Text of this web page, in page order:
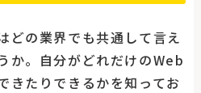
どの業界でも共通して言え
か。自分がどれだけのWeb
きたりできるかを知ってお